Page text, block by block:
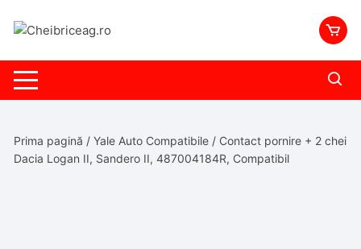
Prima pagină /Yale Auto Compatibile / Contact pornire + 2 chei
Dacia Logan II, Sandero II, 487004184R, Compatibil